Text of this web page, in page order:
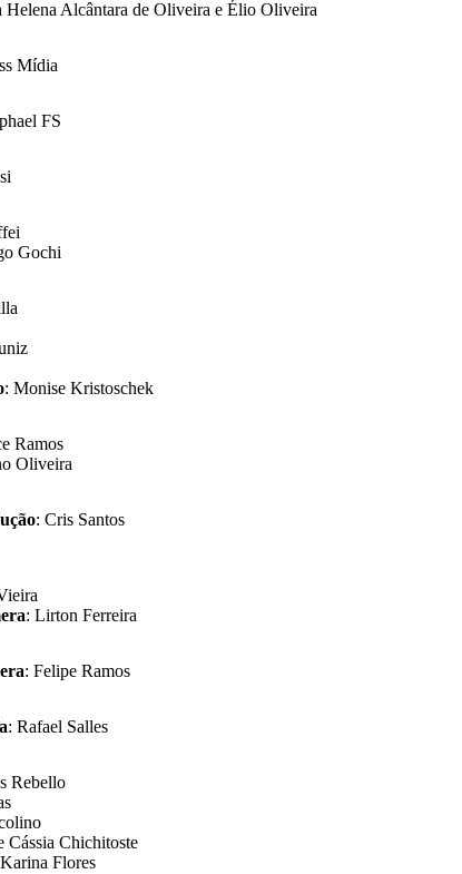
Helena Alcântara de Oliveira e Élio Oliveira
Mídia
FS
Gochi
: Monise Kristoschek
Ramos
Oliveira
: Cris Santos
: Lirton Ferreira
: Felipe Ramos
: Rafael Salles
Rebello
Cássia Chichitoste
Flores